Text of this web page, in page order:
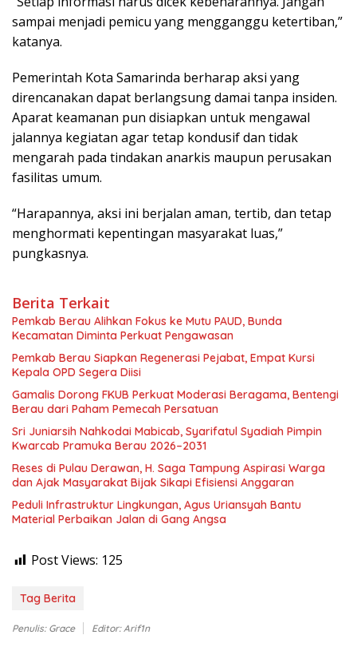
sampai menjadi pemicu yang mengganggu ketertiban,”
katanya.
Pemerintah Kota Samarinda berharap aksi yang
direncanakan dapat berlangsung damai tanpa insiden.
Aparat keamanan pun disiapkan untuk mengawal
jalannya kegiatan agar tetap kondusif dan tidak
mengarah pada tindakan anarkis maupun perusakan
fasilitas umum.
“Harapannya, aksi ini berjalan aman, tertib, dan tetap
menghormati kepentingan masyarakat luas,”
pungkasnya.
Berita Terkait
Pemkab Berau Alihkan Fokus ke Mutu PAUD, Bunda
Kecamatan Diminta Perkuat Pengawasan
Pemkab Berau Siapkan Regenerasi Pejabat, Empat Kursi
Kepala OPD Segera Diisi
Gamalis Dorong FKUB Perkuat Moderasi Beragama, Bentengi
Berau dari Paham Pemecah Persatuan
Sri Juniarsih Nahkodai Mabicab, Syarifatul Syadiah Pimpin
Kwarcab Pramuka Berau 2026–2031
Reses di Pulau Derawan, H. Saga Tampung Aspirasi Warga
dan Ajak Masyarakat Bijak Sikapi Efisiensi Anggaran
Peduli Infrastruktur Lingkungan, Agus Uriansyah Bantu
Material Perbaikan Jalan di Gang Angsa
Post Views: 125
Tag Berita
Penulis: Grace Editor: Arif1n